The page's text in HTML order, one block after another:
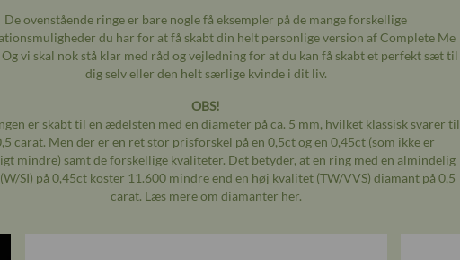
De ovenstående ringe er bare nogle få eksempler på de mange forskellige
du har for at få skabt din helt personlige version af Complete Me
Og vi skal nok stå klar med råd og vejledning for at du kan få skabt et perfekt sæt til
dig selv eller den helt særlige kvinde i dit liv.
OBS!
er skabt til en ædelsten med en diameter på ca. 5 mm, hvilket klassisk svarer til
carat. Men der er en ret stor prisforskel på en 0,5ct og en 0,45ct (som ikke er
mindre) samt de forskellige kvaliteter. Det betyder, at en ring med en almindelig
SI) på 0,45ct koster 11.600 mindre end en høj kvalitet (TW/VVS) diamant på 0,5
carat. Læs mere om diamanter her.